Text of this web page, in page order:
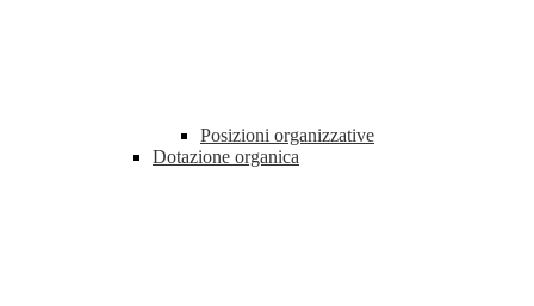
Posizioni organizzative
Dotazione organica